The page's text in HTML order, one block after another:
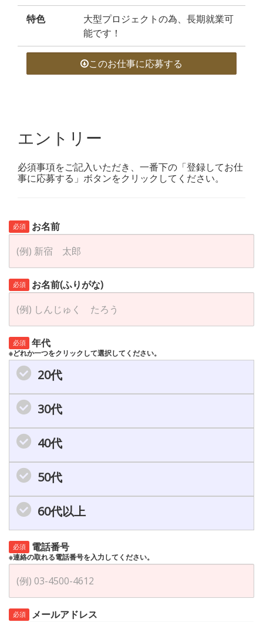
特色
大型プロジェクトの為、長期就業可
能です！
このお仕事に応募する
エントリー
必須事項をご記入いただき、一番下の「登録してお仕
事に応募する」ボタンをクリックしてください。
必須 お名前
必須 お名前(ふりがな)
必須 年代
※どれか一つをクリックして選択してください。
20代
30代
40代
50代
60代以上
必須 電話番号
※連絡の取れる電話番号を入力してください。
必須 メールアドレス